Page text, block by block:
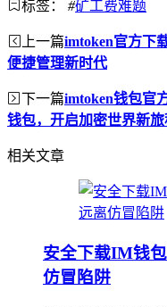
标签： #矿工费难题
上一篇imtoken官方下
便捷管理新时代
下一篇imtoken钱包官
钱包，开启加密世界新旅
相关文章
安全下载IM钱
仿冒陷阱